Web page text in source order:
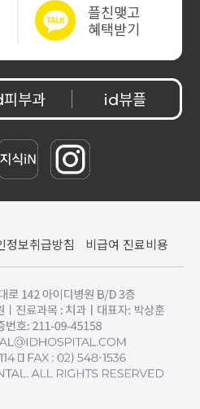
플친맺고
혜택받기
피부과 id뷰플
정보취급방침 비급여 진료비용